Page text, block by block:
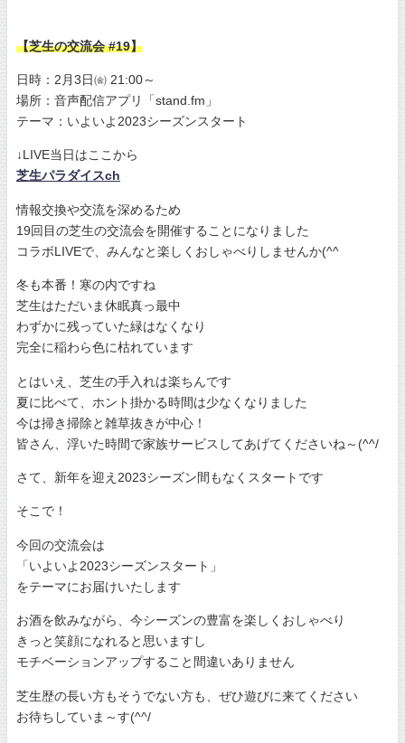
【芝生の交流会 #19】
日時：2月3日㈮ 21:00～
場所：音声配信アプリ「stand.fm」
テーマ：いよいよ2023シーズンスタート
↓LIVE当日はここから
芝生パラダイスch
情報交換や交流を深めるため
19回目の芝生の交流会を開催することになりました
コラボLIVEで、みんなと楽しくおしゃべりしませんか(^^
冬も本番！寒の内ですね
芝生はただいま休眠真っ最中
わずかに残っていた緑はなくなり
完全に稲わら色に枯れています
とはいえ、芝生の手入れは楽ちんです
夏に比べて、ホント掛かる時間は少なくなりました
今は掃き掃除と雑草抜きが中心！
皆さん、浮いた時間で家族サービスしてあげてくださいね～(^^/
さて、新年を迎え2023シーズン間もなくスタートです
そこで！
今回の交流会は
「いよいよ2023シーズンスタート」
をテーマにお届けいたします
お酒を飲みながら、今シーズンの豊富を楽しくおしゃべり
きっと笑顔になれると思いますし
モチベーションアップすること間違いありません
芝生歴の長い方もそうでない方も、ぜひ遊びに来てください
お待ちしていま～す(^^/